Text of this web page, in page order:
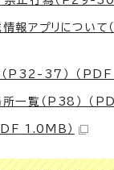
報アプリについて
P32-37） （
一覧（P38） （
1.0MB）